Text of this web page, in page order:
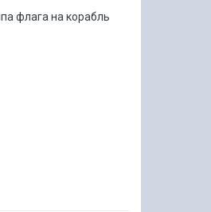
флага на корабль